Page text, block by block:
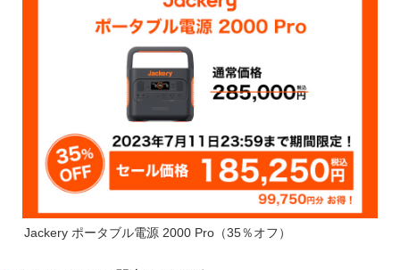
Jackery ポータブル電源 2000 Pro（35％オフ）